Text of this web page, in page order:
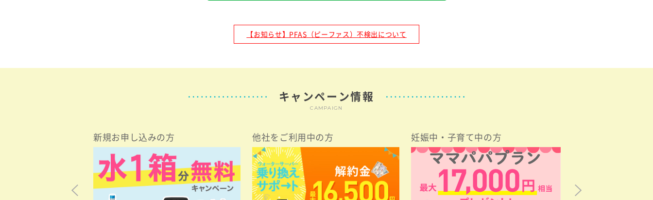
【お知らせ】PFAS（ピーファス）不検出について
キャンペーン情報
CAMPAIGN
Previous
新規お申し込みの方 他社をご利用中の方 妊娠中・子育て中の方
Next